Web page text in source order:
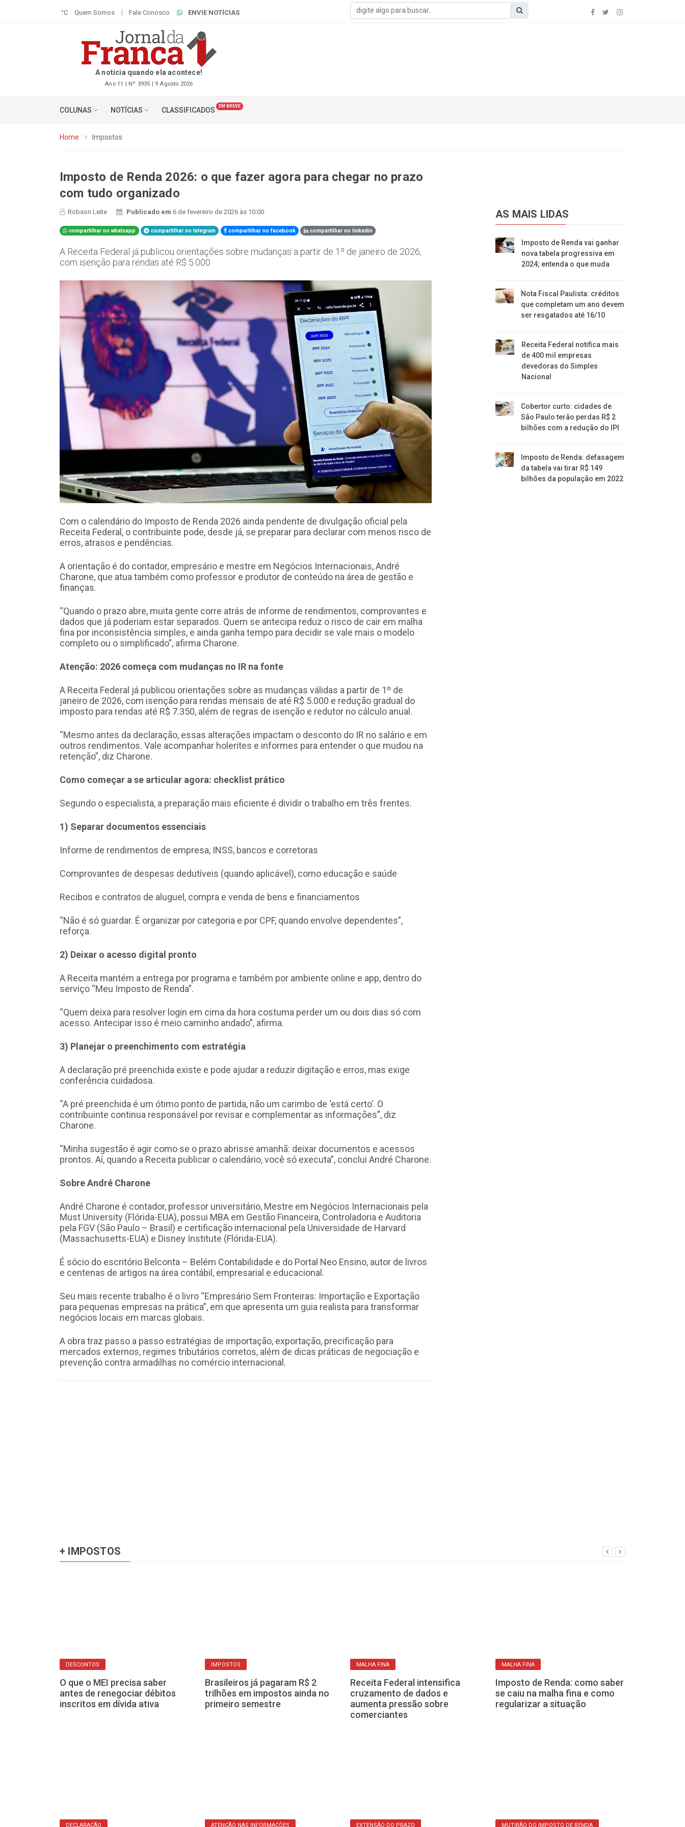
°C Quem Somos Fale Conosco ENVIE NOTÍCIAS
A notícia quando ela acontece!
Ano 11 | Nº 3935 | 9 Agosto 2026
COLUNAS NOTÍCIAS CLASSIFICADOS EM BREVE
Home Impostos
Imposto de Renda 2026: o que fazer agora para chegar no prazo
com tudo organizado
Robson Leite Publicado em6 de fevereiro de 2026 às 10:00
compartilhar no whatsapp compartilhar no telegram compartilhar no facebook compartilhar no linkedin
A Receita Federal já publicou orientações sobre mudanças a partir de 1º de janeiro de 2026,
com isenção para rendas até R$ 5.000
Com o calendário do Imposto de Renda 2026 ainda pendente de divulgação oficial pela
Receita Federal, o contribuinte pode, desde já, se preparar para declarar com menos risco de
erros, atrasos e pendências.
A orientação é do contador, empresário e mestre em Negócios Internacionais, André
Charone, que atua também como professor e produtor de conteúdo na área de gestão e
finanças.
“Quando o prazo abre, muita gente corre atrás de informe de rendimentos, comprovantes e
dados que já poderiam estar separados. Quem se antecipa reduz o risco de cair em malha
fina por inconsistência simples, e ainda ganha tempo para decidir se vale mais o modelo
completo ou o simplificado”, afirma Charone.
Atenção: 2026 começa com mudanças no IR na fonte
A Receita Federal já publicou orientações sobre as mudanças válidas a partir de 1º de
janeiro de 2026, com isenção para rendas mensais de até R$ 5.000 e redução gradual do
imposto para rendas até R$ 7.350, além de regras de isenção e redutor no cálculo anual.
“Mesmo antes da declaração, essas alterações impactam o desconto do IR no salário e em
outros rendimentos. Vale acompanhar holerites e informes para entender o que mudou na
retenção”, diz Charone.
Como começar a se articular agora: checklist prático
Segundo o especialista, a preparação mais eficiente é dividir o trabalho em três frentes.
1) Separar documentos essenciais
Informe de rendimentos de empresa, INSS, bancos e corretoras
Comprovantes de despesas dedutíveis (quando aplicável), como educação e saúde
Recibos e contratos de aluguel, compra e venda de bens e financiamentos
“Não é só guardar. É organizar por categoria e por CPF, quando envolve dependentes”,
reforça.
2) Deixar o acesso digital pronto
A Receita mantém a entrega por programa e também por ambiente online e app, dentro do
serviço “Meu Imposto de Renda”.
“Quem deixa para resolver login em cima da hora costuma perder um ou dois dias só com
acesso. Antecipar isso é meio caminho andado”, afirma.
3) Planejar o preenchimento com estratégia
A declaração pré preenchida existe e pode ajudar a reduzir digitação e erros, mas exige
conferência cuidadosa.
“A pré preenchida é um ótimo ponto de partida, não um carimbo de ‘está certo’. O
contribuinte continua responsável por revisar e complementar as informações”, diz
Charone.
“Minha sugestão é agir como se o prazo abrisse amanhã: deixar documentos e acessos
prontos. Aí, quando a Receita publicar o calendário, você só executa”, conclui André Charone.
Sobre André Charone
André Charone é contador, professor universitário, Mestre em Negócios Internacionais pela
Must University (Flórida-EUA), possui MBA em Gestão Financeira, Controladoria e Auditoria
pela FGV (São Paulo – Brasil) e certificação internacional pela Universidade de Harvard
(Massachusetts-EUA) e Disney Institute (Flórida-EUA).
É sócio do escritório Belconta – Belém Contabilidade e do Portal Neo Ensino, autor de livros
e centenas de artigos na área contábil, empresarial e educacional.
Seu mais recente trabalho é o livro “Empresário Sem Fronteiras: Importação e Exportação
para pequenas empresas na prática”, em que apresenta um guia realista para transformar
negócios locais em marcas globais.
A obra traz passo a passo estratégias de importação, exportação, precificação para
mercados externos, regimes tributários corretos, além de dicas práticas de negociação e
prevenção contra armadilhas no comércio internacional.
AS MAIS LIDAS
Imposto de Renda vai ganhar
nova tabela progressiva em
2024; entenda o que muda
Nota Fiscal Paulista: créditos
que completam um ano devem
ser resgatados até 16/10
Receita Federal notifica mais
de 400 mil empresas
devedoras do Simples
Nacional
Cobertor curto: cidades de
São Paulo terão perdas R$ 2
bilhões com a redução do IPI
Imposto de Renda: defasagem
da tabela vai tirar R$ 149
bilhões da população em 2022
+ IMPOSTOS
O que o MEI precisa saber
antes de renegociar débitos
IMPOSTOS
Brasileiros já pagaram R$ 2
trilhões em impostos ainda no
primeiro semestre
MALHA FINA
Receita Federal intensifica
cruzamento de dados e
aumenta pressão sobre
comerciantes
MALHA FINA
Imposto de Renda: como saber
se caiu na malha fina e como
regularizar a situação
DECLARAÇÃO ATENÇÃO NAS INFORMAÇÕES EXTENSÃO DO PRAZO MUTIRÃO DO IMPOSTO DE RENDA